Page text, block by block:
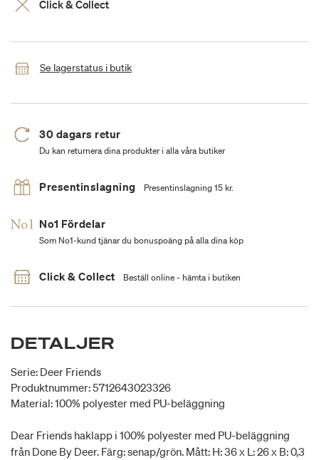
Click & Collect
Se lagerstatus i butik
30 dagars retur
Du kan returnera dina produkter i alla våra butiker
Presentinslagning Presentinslagning 15 kr.
No1 Fördelar
Som No1-kund tjänar du bonuspoäng på alla dina köp
Click & Collect Beställ online - hämta i butiken
DETALJER
Serie: Deer Friends
Produktnummer: 5712643023326
Material: 100% polyester med PU-beläggning
Dear Friends haklapp i 100% polyester med PU-beläggning
från Done By Deer. Färg: senap/grön. Mått: H: 36 x L: 26 x B: 0,3